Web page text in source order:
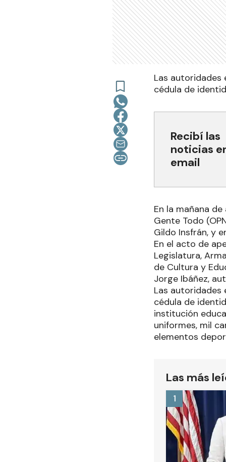
Las autoridades
cédula de
Recibí las
noticias
email
En la mañana
Gente Todo
Gildo Insfrán, y
En el acto de
Legislatura,
de Cultura y
Jorge Ibáñez,
Las autoridades
cédula de
institución
uniformes, mil
elementos
Las más
1